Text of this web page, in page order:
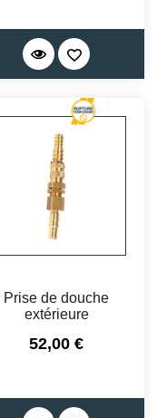
Prise de douche
extérieure
Prix
52,00 €